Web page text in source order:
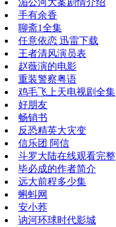
湄公河大案剧情介绍
手有余香
聊斋1全集
任意依恋 迅雷下载
王者清风演员表
赵薇演的电影
重装警察粤语
鸡毛飞上天电视剧全集
好朋友
畅销书
反恐精英大灾变
信乐团 阿信
斗罗大陆在线观看完整
毕必成的作者简介
远大前程多少集
蝌蚪网
安小荞
讷河环球时代影城